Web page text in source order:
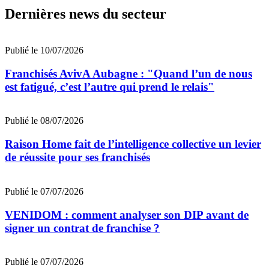
Dernières news du secteur
Publié le 10/07/2026
Franchisés AvivA Aubagne : "Quand l’un de nous
est fatigué, c’est l’autre qui prend le relais"
Publié le 08/07/2026
Raison Home fait de l’intelligence collective un levier
de réussite pour ses franchisés
Publié le 07/07/2026
VENIDOM : comment analyser son DIP avant de
signer un contrat de franchise ?
Publié le 07/07/2026